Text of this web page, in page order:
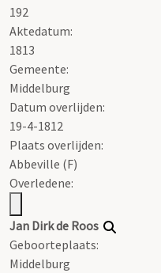
192
Aktedatum:
1813
Gemeente:
Middelburg
Datum overlijden:
19-4-1812
Plaats overlijden:
Abbeville (F)
Overledene:
Jan Dirk de Roos
Geboorteplaats:
Middelburg